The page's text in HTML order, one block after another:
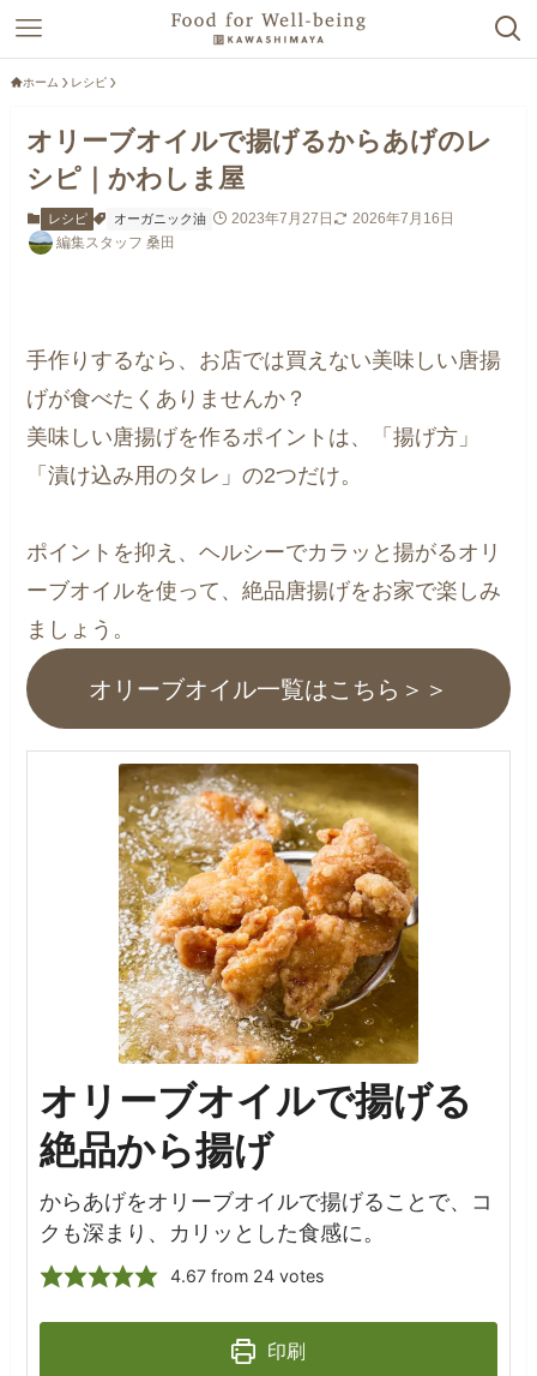
ホーム レシピ
オリーブオイルで揚げるからあげのレ
シピ｜かわしま屋
レシピ オーガニック油 2023年7月27日
2026年7月16日
編集スタッフ 桑田
手作りするなら、お店では買えない美味しい唐揚
げが食べたくありませんか？
美味しい唐揚げを作るポイントは、「揚げ方」
「漬け込み用のタレ」の2つだけ。
ポイントを抑え、ヘルシーでカラッと揚がるオリ
ーブオイルを使って、絶品唐揚げをお家で楽しみ
ましょう。
オリーブオイル一覧はこちら＞＞
オリーブオイルで揚げる
絶品から揚げ
からあげをオリーブオイルで揚げることで、コ
クも深まり、カリッとした食感に。
4.67from 24votes
印刷